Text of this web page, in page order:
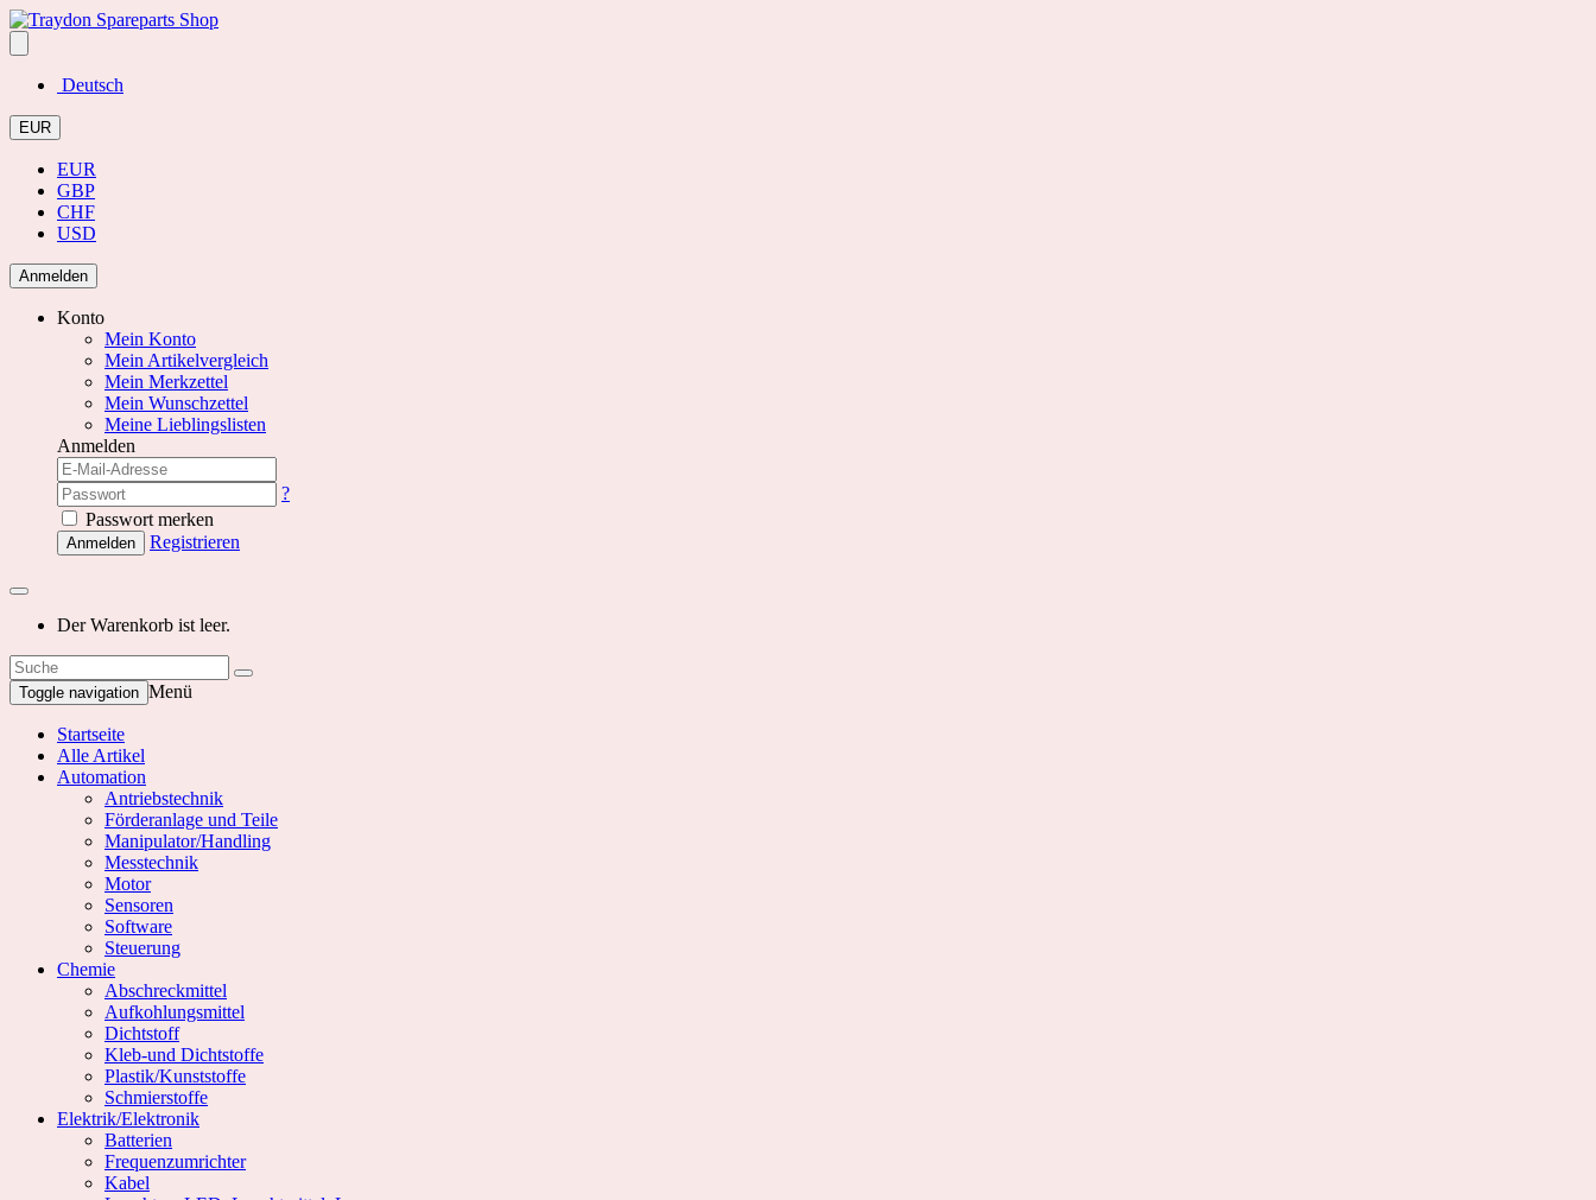
Deutsch
EUR
EUR
GBP
CHF
USD
Anmelden
Konto
Mein Konto
Mein Artikelvergleich
Mein Merkzettel
Mein Wunschzettel
Meine Lieblingslisten
Anmelden
?
Passwort merken
Anmelden Registrieren
Der Warenkorb ist leer.
Toggle navigation Menü
Startseite
Alle Artikel
Automation
Antriebstechnik
Förderanlage und Teile
Manipulator/Handling
Messtechnik
Motor
Sensoren
Software
Steuerung
Chemie
Abschreckmittel
Aufkohlungsmittel
Dichtstoff
Kleb-und Dichtstoffe
Plastik/Kunststoffe
Schmierstoffe
Elektrik/Elektronik
Batterien
Frequenzumrichter
Kabel